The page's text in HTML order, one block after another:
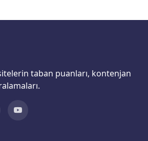
taban puanları, kontenjan